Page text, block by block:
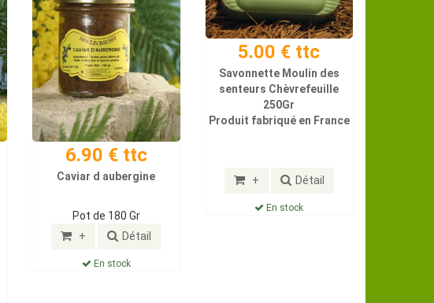
6.90 € ttc
Caviar d aubergine
Pot de 180 Gr
+ Détail
En stock
5.00 € ttc
Savonnette Moulin des
senteurs Chèvrefeuille
250Gr
Produit fabriqué en France
+ Détail
En stock